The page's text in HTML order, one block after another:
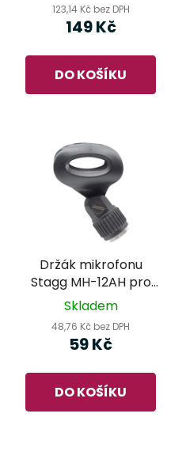
123,14 Kč bez DPH
149 Kč
DO KOŠÍKU
Držák mikrofonu
Stagg MH-12AH pro
průměr 32-42 mm
Skladem
48,76 Kč bez DPH
59 Kč
DO KOŠÍKU